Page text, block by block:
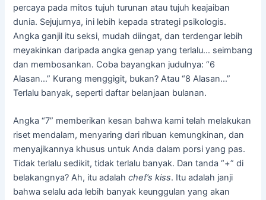
percaya pada mitos tujuh turunan atau tujuh keajaiban
dunia. Sejujurnya, ini lebih kepada strategi psikologis.
Angka ganjil itu seksi, mudah diingat, dan terdengar lebih
meyakinkan daripada angka genap yang terlalu… seimbang
dan membosankan. Coba bayangkan judulnya: “6
Alasan…” Kurang menggigit, bukan? Atau “8 Alasan…”
Terlalu banyak, seperti daftar belanjaan bulanan.
Angka “7” memberikan kesan bahwa kami telah melakukan
riset mendalam, menyaring dari ribuan kemungkinan, dan
menyajikannya khusus untuk Anda dalam porsi yang pas.
Tidak terlalu sedikit, tidak terlalu banyak. Dan tanda “+” di
belakangnya? Ah, itu adalahchef’s kiss. Itu adalah janji
bahwa selalu ada lebih banyak keunggulan yang akan